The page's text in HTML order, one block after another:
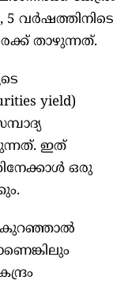
5 വർഷത്തിനിടെ
താഴുന്നത്.
yield)
ഇത്
ഒരു
കുറഞ്ഞാൽ